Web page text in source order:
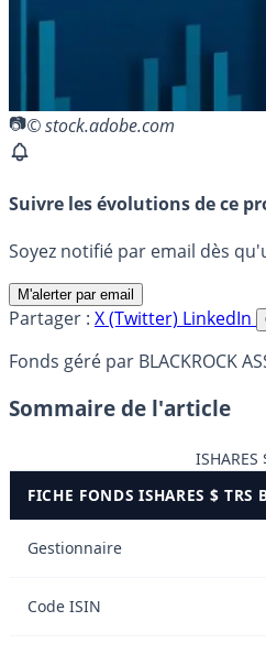
© stock.adobe.com
Suivre les évolutions de ce
Soyez notifié par email dès
M'alerter par email
Partager : X (Twitter) LinkedIn
Fonds géré par BLACKROCK
Sommaire de l'article
ISHARES
FICHE FONDS ISHARES $ TRS
Gestionnaire
Code ISIN